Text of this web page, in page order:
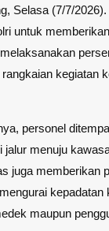
Selasa (7/7/
untuk
kegiatan
personel
jalur menuju
juga memberikan
maupun